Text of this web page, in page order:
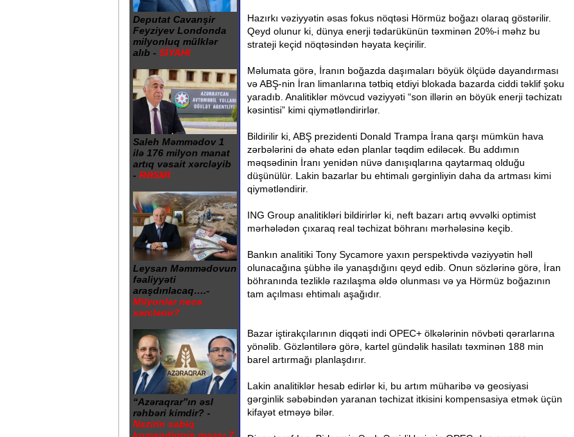
Deputat Cavanşir
Feyziyev Londonda
milyonluq mülklər
alıb - SİYAHI
Saleh Məmmədov 1
ilə 176 milyon manat
artıq vəsait xərcləyib
- RƏSMİ
Leysan Məmmədovun
fəaliyyəti
araşdırılacaq….-
Milyonlar necə
xərclənir?
“Azəraqrar”ın əsl
rəhbəri kimdir? -
Nazirin sabiq
Hazırkı vəziyyətin əsas fokus nöqtəsi Hörmüz boğazı olaraq göstərilir.
Qeyd olunur ki, dünya enerji tədarükünün təxminən 20%-i məhz bu
strateji keçid nöqtəsindən həyata keçirilir.
Məlumata görə, İranın boğazda daşımaları böyük ölçüdə dayandırması
və ABŞ-nin İran limanlarına tətbiq etdiyi blokada bazarda ciddi təklif şoku
yaradıb. Analitiklər mövcud vəziyyəti “son illərin ən böyük enerji təchizatı
kəsintisi” kimi qiymətləndirirlər.
Bildirilir ki, ABŞ prezidenti Donald Trampa İrana qarşı mümkün hava
zərbələrini də əhatə edən planlar təqdim ediləcək. Bu addımın
məqsədinin İranı yenidən nüvə danışıqlarına qaytarmaq olduğu
düşünülür. Lakin bazarlar bu ehtimalı gərginliyin daha da artması kimi
qiymətləndirir.
ING Group analitikləri bildirirlər ki, neft bazarı artıq əvvəlki optimist
mərhələdən çıxaraq real təchizat böhranı mərhələsinə keçib.
Bankın analitiki Tony Sycamore yaxın perspektivdə vəziyyətin həll
olunacağına şübhə ilə yanaşdığını qeyd edib. Onun sözlərinə görə, İran
böhranında tezliklə razılaşma əldə olunması və ya Hörmüz boğazının
tam açılması ehtimalı aşağıdır.
Bazar iştirakçılarının diqqəti indi OPEC+ ölkələrinin növbəti qərarlarına
yönəlib. Gözləntilərə görə, kartel gündəlik hasilatı təxminən 188 min
barel artırmağı planlaşdırır.
Lakin analitiklər hesab edirlər ki, bu artım müharibə və geosiyasi
gərginlik səbəbindən yaranan təchizat itkisini kompensasiya etmək üçün
kifayət etməyə bilər.